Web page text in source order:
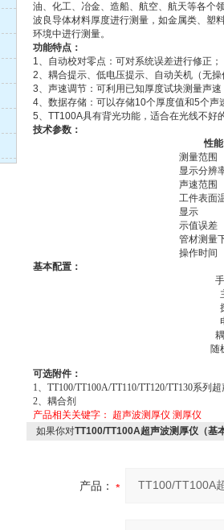
油、化工、冶金、造船、航空、航天等各个
波良导体材料厚度进行测量，如金属类、塑
环境中进行测量。
功能特点：
1、自动校对零点：可对系统误差进行修正；
2、耦合提示、低电压提示、自动关机（无操
3、声速调节：可利用已知厚度试块测量声速
4、数据存储：可以存储10个厚度值和5个声
5、TT100A具有背光功能，适合在光线不好
技术参数：
性能
测量范围
显示分辨
声速范围
工件表面
显示
示值误差
管材测量
操作时间
基本配置：
随
可选附件：
1、TT100/TT100A/TT110/TT120/TT130系列
2、耦合剂
产品相关关键字： 超声波测厚仪 测厚仪
如果你对TT100/TT100A超声波测厚仪（基
产品：